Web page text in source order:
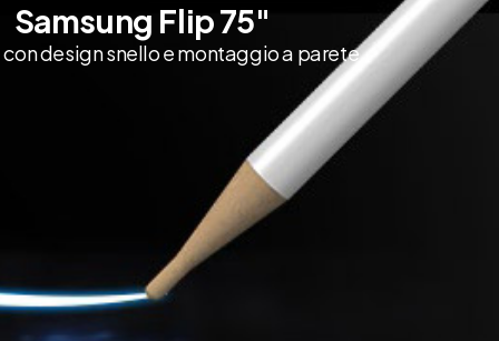
Samsung Flip 75"
design snello e montaggio a parete